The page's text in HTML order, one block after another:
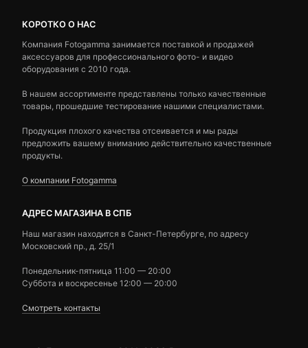
КОРОТКО О НАС
Компания Fotogamma занимается поставкой и продажей
аксессуаров для профессионального фото- и видео
оборудования с 2010 года.
В нашем ассортименте представлены только качественные
товары, прошедшие тестирование нашими специалистами.
Продукция плохого качества отсеивается и мы рады
предложить вашему вниманию действительно качественные
продукты.
О компании Fotogamma
АДРЕС МАГАЗИНА В СПБ
Наш магазин находится в Санкт-Петербурге, по адресу
Московский пр., д. 25/1
Понедельник-пятница 11:00 — 20:00
Суббота и воскресенье 12:00 — 20:00
Смотреть контакты